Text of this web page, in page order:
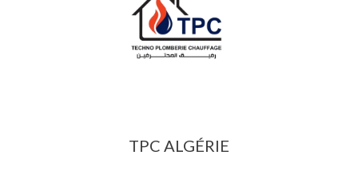
TPC ALGÉRIE